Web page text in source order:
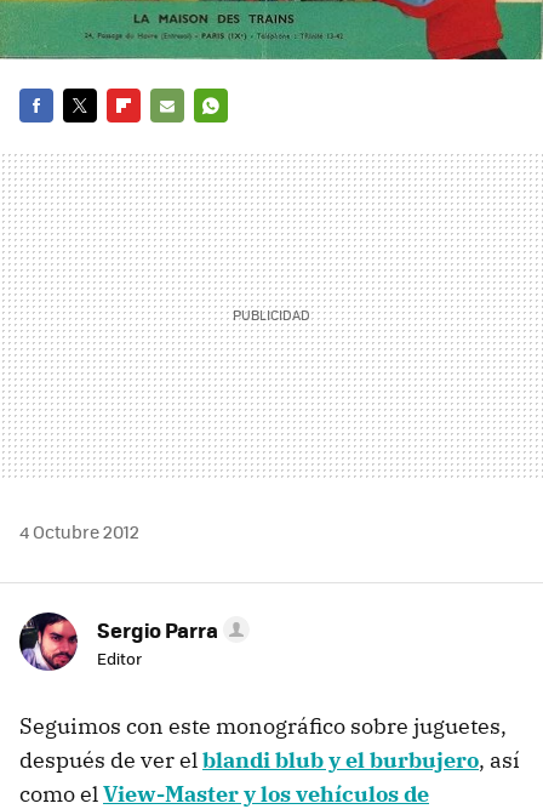
MAIL
4 Octubre 2012
Sergio Parra
Editor
Seguimos con este monográfico sobre juguetes,
después de ver elblandi blub y el burbujero, así
como elView-Master y los vehículos de